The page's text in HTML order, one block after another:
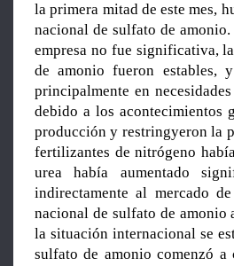
la primera mitad de este mes,
nacional de sulfato de
empresa no fue significativa,
de amonio fueron estables,
principalmente en
debido a los acontecimientos
producción y restringyeron la
fertilizantes de nitrógeno
urea había aumentado
indirectamente al mercado
nacional de sulfato de amonio
la situación internacional se
sulfato de amonio comenzó